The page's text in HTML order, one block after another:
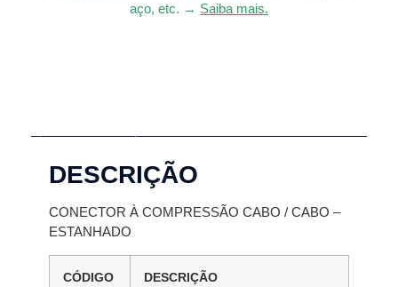
aço, etc. → Saiba mais.
DESCRIÇÃO
CONECTOR À COMPRESSÃO CABO / CABO –
ESTANHADO
CÓDIGO
DESCRIÇÃO